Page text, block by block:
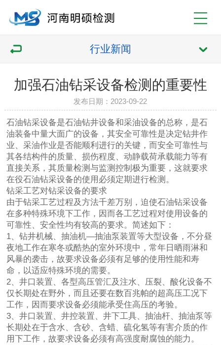
行业新闻
加强石油钻采设备检测的重要性
发布日期：2023-09-22
石油钻采设备是石油钻井设备和采油设备的总称，是石
油装备中量大面广的设备，其安全可靠性是决定钻井作
业、采油作业是否能顺利进行的关键，而安全可靠性与
其各结构件的质量、损伤程度、动静载荷承载能力等有
直接关系，其质量检测与监测控制极为重要，这就要求
在役石油钻采设备的使用必须定期进行检测。
钻采工艺对钻采设备的要求
由于钻采工艺过程及方法千差万别，迫使石油钻采设备
在多种特殊环境下工作，因而各工艺过程对使用设备的
可靠性、安全性均有较高的要求。简述如下：
1、钻井机械、抽油机—抽油泵装置等大型设备，不分昼
夜地工作在寒冬或酷热的室外环境中，常年日晒雨淋和
风暴的袭击，故要求设备必须有足够的使用性能和寿
命，以适应特殊环境的需要。
2、井口装置、各型高压管汇及注水、压裂、酸化设备不
仅长期处在野外，而且还要在数百兆帕的超高压工况下
工作，因而要求设备必须能承受住高压的考验。
3、井口装置、井控装置、井下工具、抽油杆、抽油泵等
长期处在于含水、含砂、含蜡、硫化氢等有害介质的作
用下工作，故要求设备必须有高强度耐腐蚀的能力。